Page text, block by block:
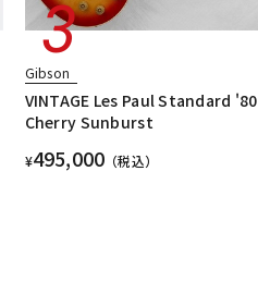
Gibson
VINTAGE Les Paul Standard '80
Cherry Sunburst
¥495,000 （税込）